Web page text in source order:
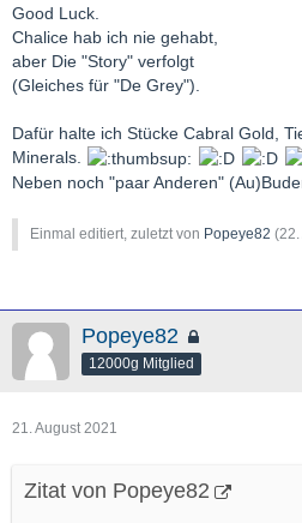
Good Luck.
Chalice hab ich nie gehabt,
aber Die "Story" verfolgt
(Gleiches für "De Grey").
Dafür halte ich Stücke Cabral Gold,
Minerals.
Neben noch "paar Anderen"
Einmal editiert, zuletzt von Popeye82 (22.
Popeye82
12000g Mitglied
21. August 2021
Zitat von Popeye82